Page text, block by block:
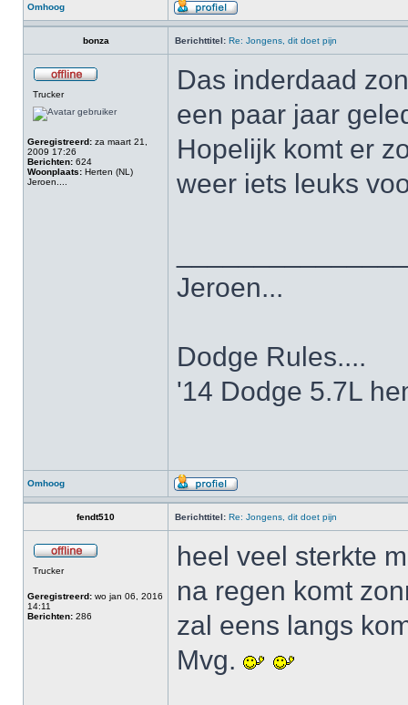
Omhoog
bonza Berichttitel: Re: Jongens, dit doet pijn
Trucker
Geregistreerd: za maart 21,
2009 17:26
Berichten: 624
Woonplaats: Herten (NL)
Jeroen....
Das inderdaad
een paar jaar
Hopelijk komt er
weer iets leuks
Jeroen...
Dodge Rules....
'14 Dodge 5.7L
Omhoog
fendt510 Berichttitel: Re: Jongens, dit doet pijn
Trucker
Geregistreerd: wo jan 06, 2016
14:11
Berichten: 286
heel veel sterkte
na regen komt
zal eens langs
Mvg.